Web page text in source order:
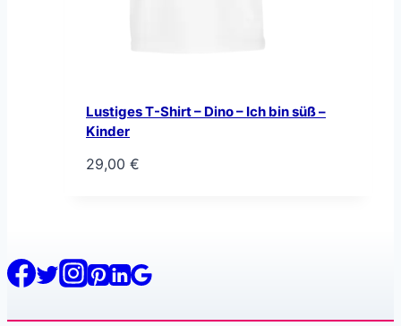
Lustiges T-Shirt – Dino – Ich bin süß –
Kinder
29,00 €